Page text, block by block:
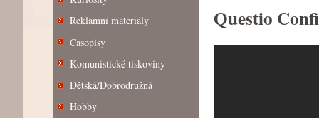
Reklamní materiály
Časopisy
Komunistické tiskoviny
Dětská/Dobrodružná
Hobby
Questio